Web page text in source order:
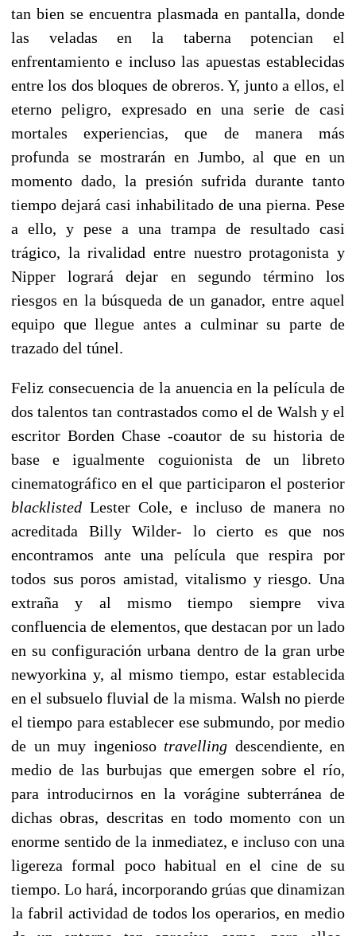
tan bien se encuentra plasmada en pantalla, donde
las veladas en la taberna potencian el
enfrentamiento e incluso las apuestas establecidas
entre los dos bloques de obreros. Y, junto a ellos, el
eterno peligro, expresado en una serie de casi
mortales experiencias, que de manera más
profunda se mostrarán en Jumbo, al que en un
momento dado, la presión sufrida durante tanto
tiempo dejará casi inhabilitado de una pierna. Pese
a ello, y pese a una trampa de resultado casi
trágico, la rivalidad entre nuestro protagonista y
Nipper logrará dejar en segundo término los
riesgos en la búsqueda de un ganador, entre aquel
equipo que llegue antes a culminar su parte de
trazado del túnel.
Feliz consecuencia de la anuencia en la película de
dos talentos tan contrastados como el de Walsh y el
escritor Borden Chase -coautor de su historia de
base e igualmente coguionista de un libreto
cinematográfico en el que participaron el posterior
blacklisted Lester Cole, e incluso de manera no
acreditada Billy Wilder- lo cierto es que nos
encontramos ante una película que respira por
todos sus poros amistad, vitalismo y riesgo. Una
extraña y al mismo tiempo siempre viva
confluencia de elementos, que destacan por un lado
en su configuración urbana dentro de la gran urbe
newyorkina y, al mismo tiempo, estar establecida
en el subsuelo fluvial de la misma. Walsh no pierde
el tiempo para establecer ese submundo, por medio
de un muy ingenioso travelling descendiente, en
medio de las burbujas que emergen sobre el río,
para introducirnos en la vorágine subterránea de
dichas obras, descritas en todo momento con un
enorme sentido de la inmediatez, e incluso con una
ligereza formal poco habitual en el cine de su
tiempo. Lo hará, incorporando grúas que dinamizan
la fabril actividad de todos los operarios, en medio